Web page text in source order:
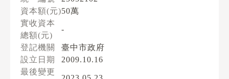
資本額(元)50萬
實收資本
總額(元)
-
登記機關
臺中市政府
設立日期
2009.10.16
最後變更